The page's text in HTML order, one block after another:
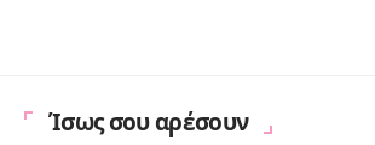
Ίσως σου αρέσουν